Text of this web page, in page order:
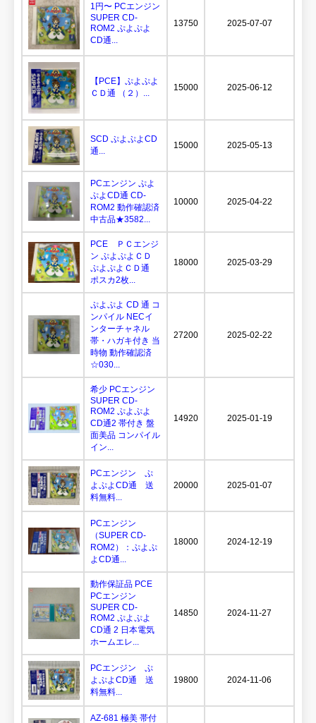
1円〜 PCエンジン
SUPER CD-
ROM2 ぷよぷよ
CD通...
13750 2025-07-07
【PCE】ぷよぷよ
ＣＤ通 （２）...
15000 2025-06-12
SCD ぷよぷよCD
通...
15000 2025-05-13
PCエンジン ぷよ
ぷよCD通 CD-
ROM2 動作確認済
中古品★3582...
10000 2025-04-22
PCE ＰＣエンジ
ン ぷよぷよＣＤ
ぷよぷよＣＤ通
ポスカ2枚...
18000 2025-03-29
ぷよぷよ CD 通 コ
ンパイル NECイ
ンターチャネル
帯・ハガキ付き 当
時物 動作確認済
☆030...
27200 2025-02-22
希少 PCエンジン
SUPER CD-
ROM2 ぷよぷよ
CD通2 帯付き 盤
面美品 コンパイル
イン...
14920 2025-01-19
PCエンジン ぷ
よぷよCD通 送
料無料...
20000 2025-01-07
PCエンジン
（SUPER CD-
ROM2）：ぷよぷ
よCD通...
18000 2024-12-19
動作保証品 PCE
PCエンジン
SUPER CD-
ROM2 ぷよぷよ
CD通 2 日本電気
ホームエレ...
14850 2024-11-27
PCエンジン ぷ
よぷよCD通 送
料無料...
19800 2024-11-06
AZ-681 極美 帯付